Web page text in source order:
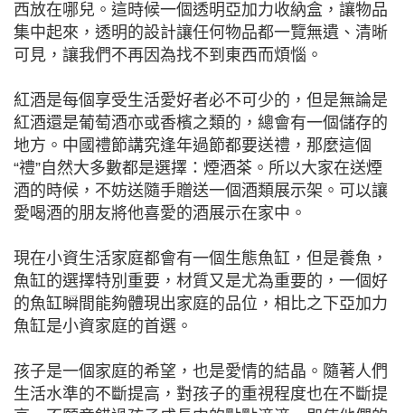
西放在哪兒。這時候一個透明亞加力收納盒，讓物品
集中起來，透明的設計讓任何物品都一覽無遺、清晰
可見，讓我們不再因為找不到東西而煩惱。
紅酒是每個享受生活愛好者必不可少的，但是無論是
紅酒還是葡萄酒亦或香檳之類的，總會有一個儲存的
地方。中國禮節講究逢年過節都要送禮，那麼這個
“禮”自然大多數都是選擇：煙酒茶。所以大家在送煙
酒的時候，不妨送隨手贈送一個酒類展示架。可以讓
愛喝酒的朋友將他喜愛的酒展示在家中。
現在小資生活家庭都會有一個生態魚缸，但是養魚，
魚缸的選擇特別重要，材質又是尤為重要的，一個好
的魚缸瞬間能夠體現出家庭的品位，相比之下亞加力
魚缸是小資家庭的首選。
孩子是一個家庭的希望，也是愛情的結晶。隨著人們
生活水準的不斷提高，對孩子的重視程度也在不斷提